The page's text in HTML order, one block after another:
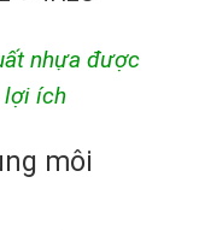
nhựa được
lợi ích
môi